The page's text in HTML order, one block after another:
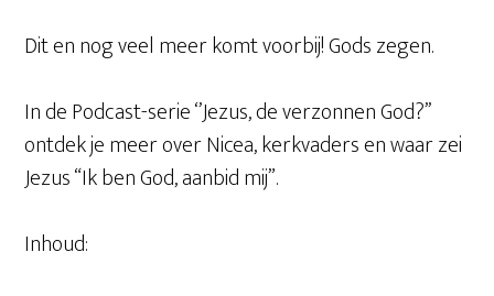
Dit en nog veel meer komt voorbij! Gods zegen.
In de Podcast-serie ‘’Jezus, de verzonnen God?’’
ontdek je meer over Nicea, kerkvaders en waar zei
Jezus “Ik ben God, aanbid mij”.
Inhoud: